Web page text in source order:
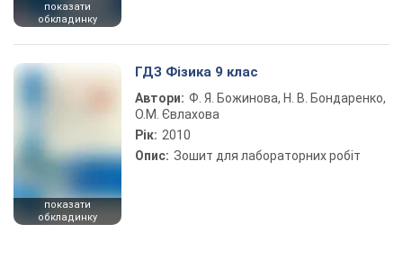
показати
обкладинку
показати
обкладинку
ГДЗ Фізика 9 клас
Автори: Ф. Я. Божинова, Н. В. Бондаренко,
О.М. Євлахова
Рік: 2010
Опис: Зошит для лабораторних робіт